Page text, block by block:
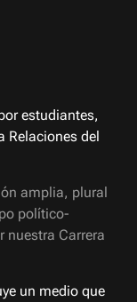
estudiantes,
Relaciones del
amplia, plural
político-
nuestra Carrera
un medio que